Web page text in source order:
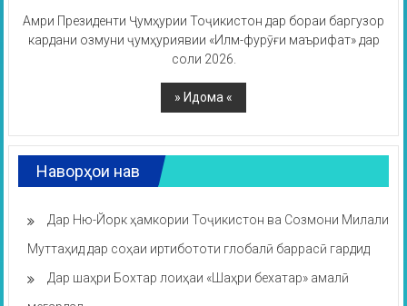
Амри Президенти Ҷумҳурии Тоҷикистон дар бораи баргузор
кардани озмуни ҷумҳуриявии «Илм-фурӯғи маърифат» дар
соли 2026.
Наворҳои нав
Дар Ню-Йорк ҳамкории Тоҷикистон ва Созмони Милали
Муттаҳид дар соҳаи иртибототи глобалӣ баррасӣ гардид
Дар шаҳри Бохтар лоиҳаи «Шаҳри бехатар» амалӣ